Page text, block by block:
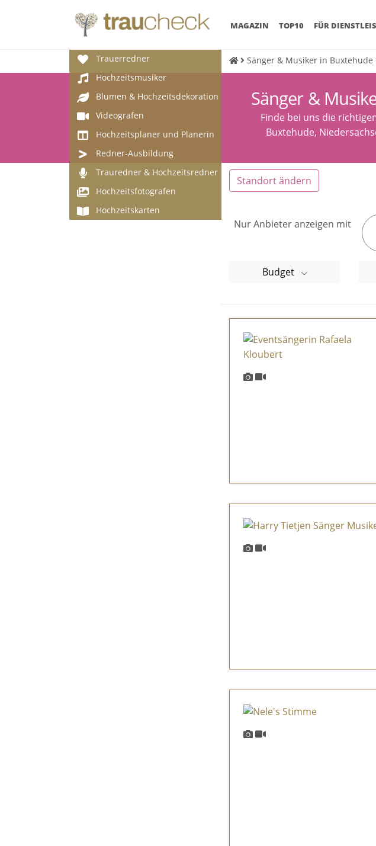
MAGAZIN (CURRENT)
TOP10 FÜR
Trauerredner
Hochzeitsmusiker
Blumen & Hochzeitsdekoration
Videografen
Hochzeitsplaner und Planerin
Redner-Ausbildung
Trauredner & Hochzeitsredner
Hochzeitsfotografen
Hochzeitskarten
Sänger & Musiker in
Sänger &
Finde bei uns die
Buxtehude,
Standort ändern
Nur Anbieter anzeigen mit
Budget